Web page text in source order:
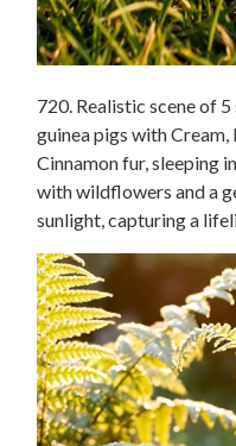
720. Realistic scene of
guinea pigs with Cream,
Cinnamon fur, sleeping
with wildflowers and a
sunlight, capturing a